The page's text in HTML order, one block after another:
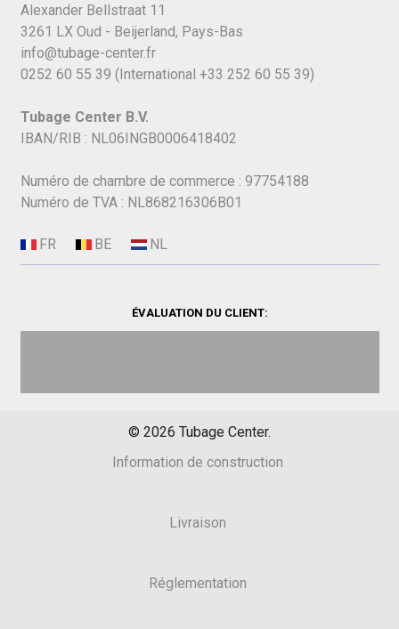
Alexander Bellstraat 11
3261 LX Oud - Beijerland, Pays-Bas
info@tubage-center.fr
0252 60 55 39 (International +33 252 60 55 39)
Tubage Center B.V.
IBAN/RIB : NL06INGB0006418402
Numéro de chambre de commerce : 97754188
Numéro de TVA : NL868216306B01
ÉVALUATION DU CLIENT:
© 2026 Tubage Center.
Information de construction
Livraison
Réglementation